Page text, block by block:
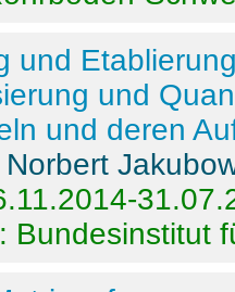
und
und
und deren
Norbert
Bundesinstitut